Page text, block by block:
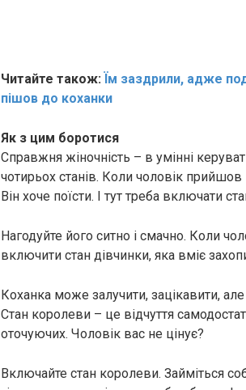
Читайте також: Їм заздрили, адже
пішов до коханки
Як з цим боротися
Справжня жіночність – в умінні
чотирьох станів. Коли чоловік
Він хоче поїсти. І тут треба включати
Нагодуйте його ситно і смачно. Коли
включити стан дівчинки, яка вміє
Коханка може залучити, зацікавити,
Стан королеви – це відчуття
оточуючих. Чоловік вас не цінує?
Включайте стан королеви. Займіться